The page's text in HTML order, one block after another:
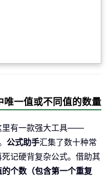
一值或不同值的数量
里有一款强大工具——
公式助手汇集了数十种常
记硬背复杂公式。借助其
个数（包含第一个重复